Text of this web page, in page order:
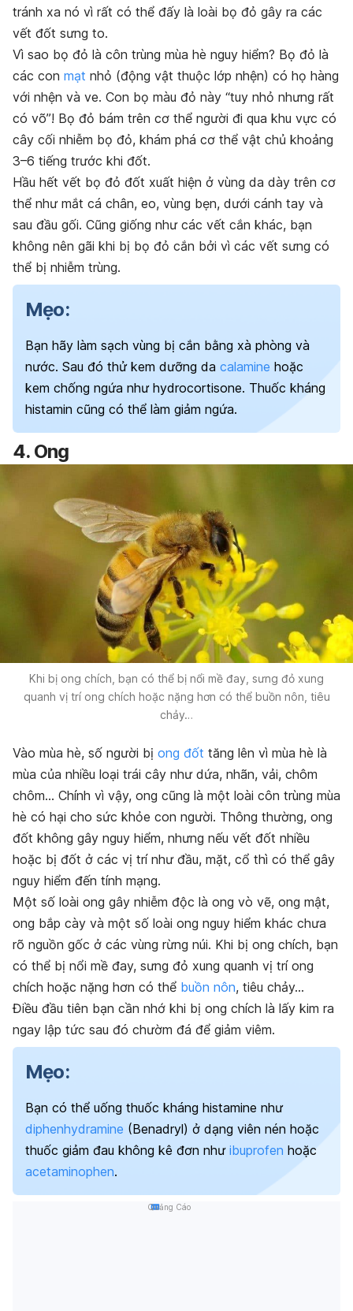
tránh xa nó vì rất có thể đấy là loài bọ đỏ gây ra các
vết đốt sưng to.
Vì sao bọ đỏ là côn trùng mùa hè nguy hiểm? Bọ đỏ là
các con mạt nhỏ (động vật thuộc lớp nhện) có họ hàng
với nhện và ve. Con bọ màu đỏ này “tuy nhỏ nhưng rất
có võ”! Bọ đỏ bám trên cơ thể người đi qua khu vực có
cây cối nhiễm bọ đỏ, khám phá cơ thể vật chủ khoảng
3–6 tiếng trước khi đốt.
Hầu hết vết bọ đỏ đốt xuất hiện ở vùng da dày trên cơ
thể như mắt cá chân, eo, vùng bẹn, dưới cánh tay và
sau đầu gối. Cũng giống như các vết cắn khác, bạn
không nên gãi khi bị bọ đỏ cắn bởi vì các vết sưng có
thể bị nhiễm trùng.
Mẹo:
Bạn hãy làm sạch vùng bị cắn bằng xà phòng và
nước. Sau đó thử kem dưỡng da calamine hoặc
kem chống ngứa như hydrocortisone. Thuốc kháng
histamin cũng có thể làm giảm ngứa.
4. Ong
Khi bị ong chích, bạn có thể bị nổi mề đay, sưng đỏ xung
quanh vị trí ong chích hoặc nặng hơn có thể buồn nôn, tiêu
chảy…
Vào mùa hè, số người bị ong đốt tăng lên vì mùa hè là
mùa của nhiều loại trái cây như dứa, nhãn, vải, chôm
chôm… Chính vì vậy, ong cũng là một loài côn trùng mùa
hè có hại cho sức khỏe con người. Thông thường, ong
đốt không gây nguy hiểm, nhưng nếu vết đốt nhiều
hoặc bị đốt ở các vị trí như đầu, mặt, cổ thì có thể gây
nguy hiểm đến tính mạng.
Một số loài ong gây nhiễm độc là ong vò vẽ, ong mật,
ong bắp cày và một số loài ong nguy hiểm khác chưa
rõ nguồn gốc ở các vùng rừng núi. Khi bị ong chích, bạn
có thể bị nổi mề đay, sưng đỏ xung quanh vị trí ong
chích hoặc nặng hơn có thể buồn nôn, tiêu chảy…
Điều đầu tiên bạn cần nhớ khi bị ong chích là lấy kim ra
ngay lập tức sau đó chườm đá để giảm viêm.
Mẹo:
Bạn có thể uống thuốc kháng histamine như
diphenhydramine (Benadryl) ở dạng viên nén hoặc
thuốc giảm đau không kê đơn như ibuprofen hoặc
acetaminophen.
Quảng Cáo